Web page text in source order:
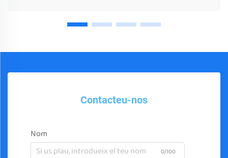
Contacteu-nos
Nom
0/100